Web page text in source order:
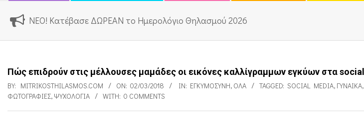
ΝΕΟ! Κατέβασε ΔΩΡΕΑΝ το Ημερολόγιο Θηλασμού 2026
Πώς επιδρούν στις μέλλουσες μαμάδες οι εικόνες καλλίγραμμων εγκύων στα social
BY: MITRIKOSTHILASMOS.COM ON: 02/03/2018 IN: ΕΓΚΥΜΟΣΎΝΗ, ΌΛΑ TAGGED: SOCIAL MEDIA, ΓΥΝΑΊΚΑ,
ΦΩΤΟΓΡΑΦΊΕΣ, ΨΥΧΟΛΟΓΊΑ WITH: 0 COMMENTS